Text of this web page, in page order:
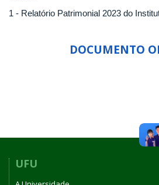
1 - Relatório Patrimonial 2023 do
DOCUMENTO
UFU